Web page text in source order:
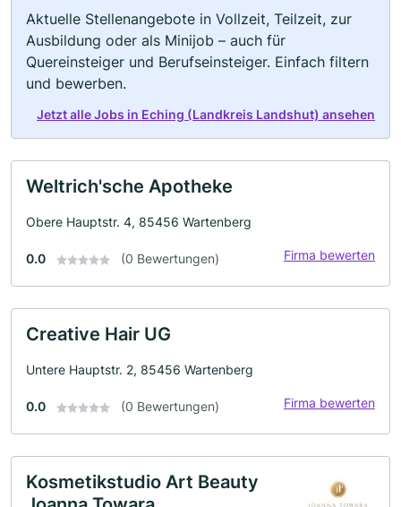
Aktuelle Stellenangebote in Vollzeit, Teilzeit, zur
Ausbildung oder als Minijob – auch für
Quereinsteiger und Berufseinsteiger. Einfach filtern
und bewerben.
Jetzt alle Jobs in Eching (Landkreis Landshut) ansehen
Weltrich'sche Apotheke
Obere Hauptstr. 4, 85456 Wartenberg
0.0 (0 Bewertungen) Firma bewerten
Creative Hair UG
Untere Hauptstr. 2, 85456 Wartenberg
0.0 (0 Bewertungen) Firma bewerten
Kosmetikstudio Art Beauty